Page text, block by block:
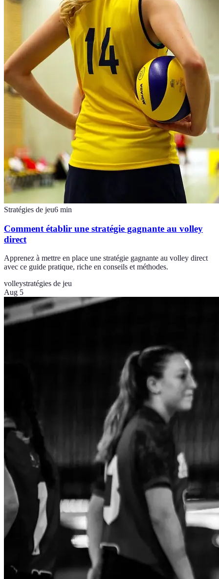
Stratégies de jeu6 min
Comment établir une stratégie gagnante au volley
direct
Apprenez à mettre en place une stratégie gagnante au volley direct
avec ce guide pratique, riche en conseils et méthodes.
volleystratégies de jeu
Aug 5